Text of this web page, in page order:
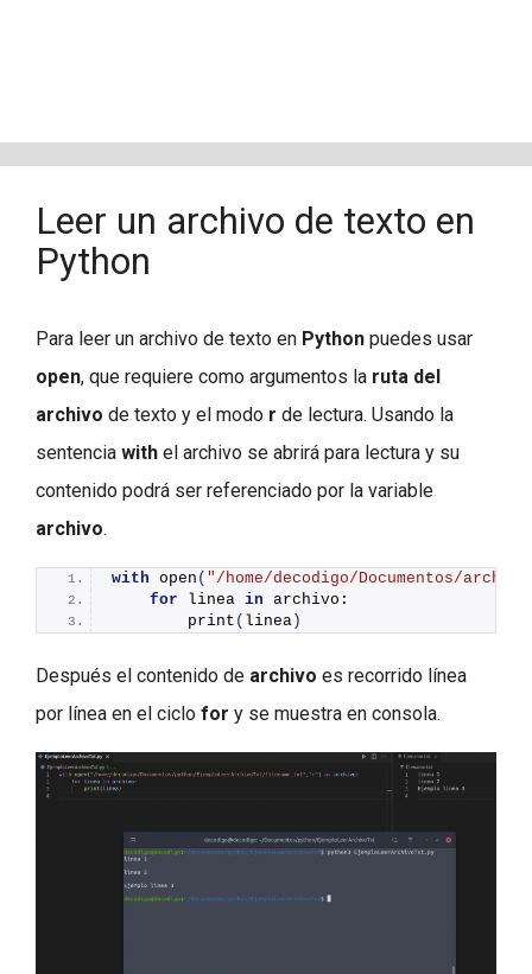
Leer un archivo de texto en
Python
Para leer un archivo de texto en Python puedes usar
open, que requiere como argumentos la ruta del
archivo de texto y el modo r de lectura. Usando la
sentencia with el archivo se abrirá para lectura y su
contenido podrá ser referenciado por la variable
archivo.
with open ( "/home/decodigo/Documentos/
for linea in archivo:
print ( linea )
Después el contenido de archivo es recorrido línea
por línea en el ciclo for y se muestra en consola.